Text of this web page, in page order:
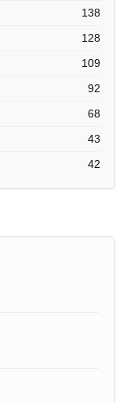
138
128
109
92
68
43
42